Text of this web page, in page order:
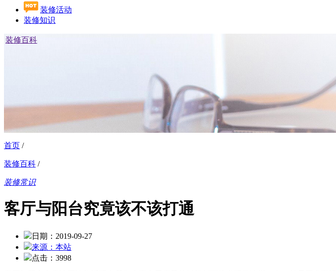
装修活动
装修知识
装修百科
首页 /
装修百科 /
装修常识
客厅与阳台究竟该不该打通
日期：2019-09-27
来源：本站
点击：3998